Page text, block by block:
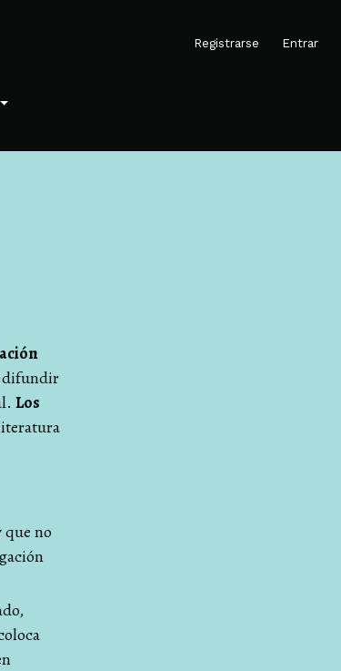
Registrarse Entrar
difundir
Los
que no